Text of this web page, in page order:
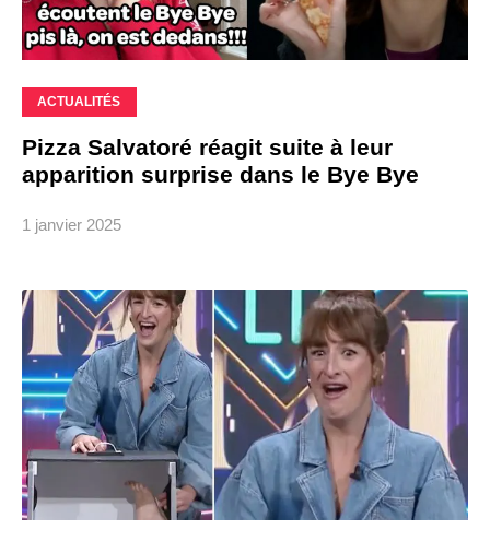
ACTUALITÉS
Pizza Salvatoré réagit suite à leur
apparition surprise dans le Bye Bye
1 janvier 2025